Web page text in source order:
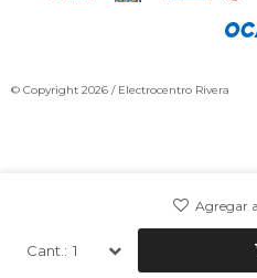
1
© Copyright 2026 / Electrocentro Rivera